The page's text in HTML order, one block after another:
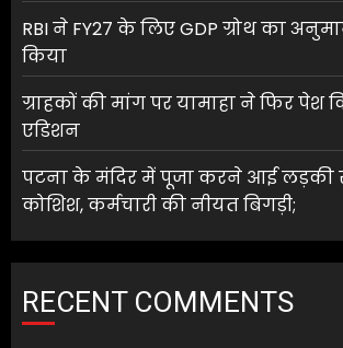
RBI ने FY27 के लिए GDP ग्रोथ का
किया
ग्राहकों की मांग पर यामाहा ने फिर पेश
एडिशन
पटना के मंदिर में पूजा करने आई लड़की
कोशिश, कर्मचारी की नीयत बिगड़ी;
RECENT COMMENTS